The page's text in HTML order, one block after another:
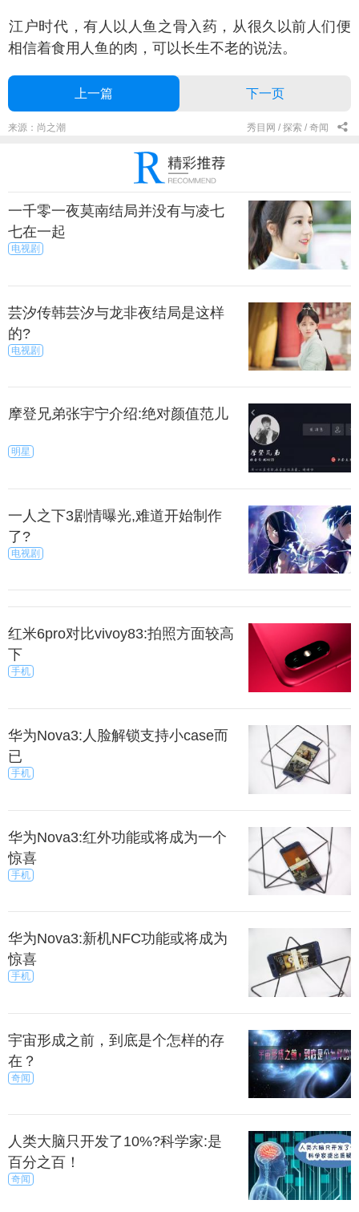
时代，有人以人鱼之骨入药，从很久以前人们便
相信着食用人鱼的肉，可以长生不老的说法。
上一篇 下一页
来源：尚之潮 秀目网 / 探索 / 奇闻
一千零一夜莫南结局并没有与凌七
七在一起
电视剧
芸汐传韩芸汐与龙非夜结局是这样
的?
电视剧
摩登兄弟张宇宁介绍:绝对颜值范儿
明星
一人之下3剧情曝光,难道开始制作
了?
电视剧
红米6pro对比vivoy83:拍照方面较高
下
手机
华为Nova3:人脸解锁支持小case而
已
手机
华为Nova3:红外功能或将成为一个
惊喜
手机
华为Nova3:新机NFC功能或将成为
惊喜
手机
宇宙形成之前，到底是个怎样的存
在？
奇闻
人类大脑只开发了10%?科学家:是
百分之百！
奇闻